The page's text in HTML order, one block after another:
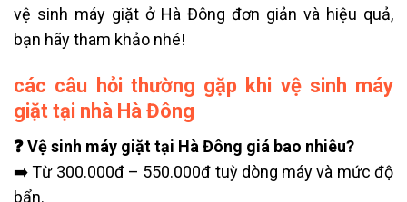
vệ sinh máy giặt ở Hà Đông đơn giản và hiệu quả,
bạn hãy tham khảo nhé!
các câu hỏi thường gặp khi vệ sinh máy
giặt tại nhà Hà Đông
❓ Vệ sinh máy giặt tại Hà Đông giá bao nhiêu?
➡️ Từ 300.000đ – 550.000đ tuỳ dòng máy và mức độ
bẩn.